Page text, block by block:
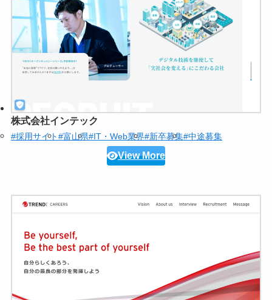
株式会社インテック
#採用サイト#富山県#IT・Web業界#新卒募集#中途募集
View More